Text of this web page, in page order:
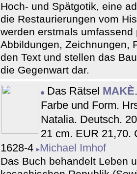
Hoch- und Spätgotik, eine
die Restaurierungen vom
werden erstmals
Abbildungen, Zeichnungen,
den Text und stellen das
die Gegenwart dar.
Das Rätsel MAKÈ
Farbe und Form.
Natalia. Deutsch.
21 cm. EUR 21,70.
1628-4 Michael Imhof
Das Buch behandelt Leben